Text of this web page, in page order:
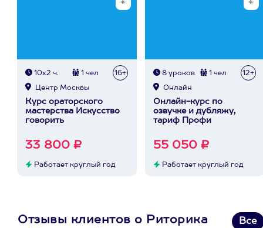
10х2 ч. 1 чел 16+
Центр Москвы
Курс ораторского
мастерства Искусство
говорить
33 800 ₽
Работает круглый год
8 уроков 1 чел 12+
Онлайн
Онлайн-курс по
озвучке и дубляжу,
тариф Профи
55 050 ₽
Работает круглый год
Отзывы клиентов о Риторика
Все